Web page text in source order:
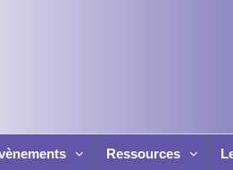
Ressources